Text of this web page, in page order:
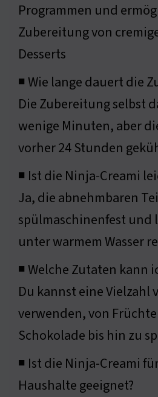
Programmen und
Zubereitung von
Desserts
◾ Wie lange dauert die
Die Zubereitung selbst
wenige Minuten, aber
vorher 24 Stunden
◾ Ist die Ninja-Creami
Ja, die abnehmbaren
spülmaschinenfest und
unter warmem Wasser
◾ Welche Zutaten kann
Du kannst eine Vielzahl
verwenden, von
Schokolade bis hin zu
◾ Ist die Ninja-Creami
Haushalte geeignet?